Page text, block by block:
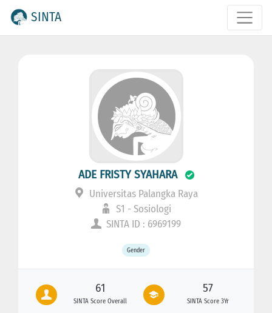
SINTA
ADE FRISTY SYAHARA
Universitas Palangka Raya
S1 - Sosiologi
SINTA ID : 6969199
Gender
61
SINTA Score Overall
57
SINTA Score 3Yr